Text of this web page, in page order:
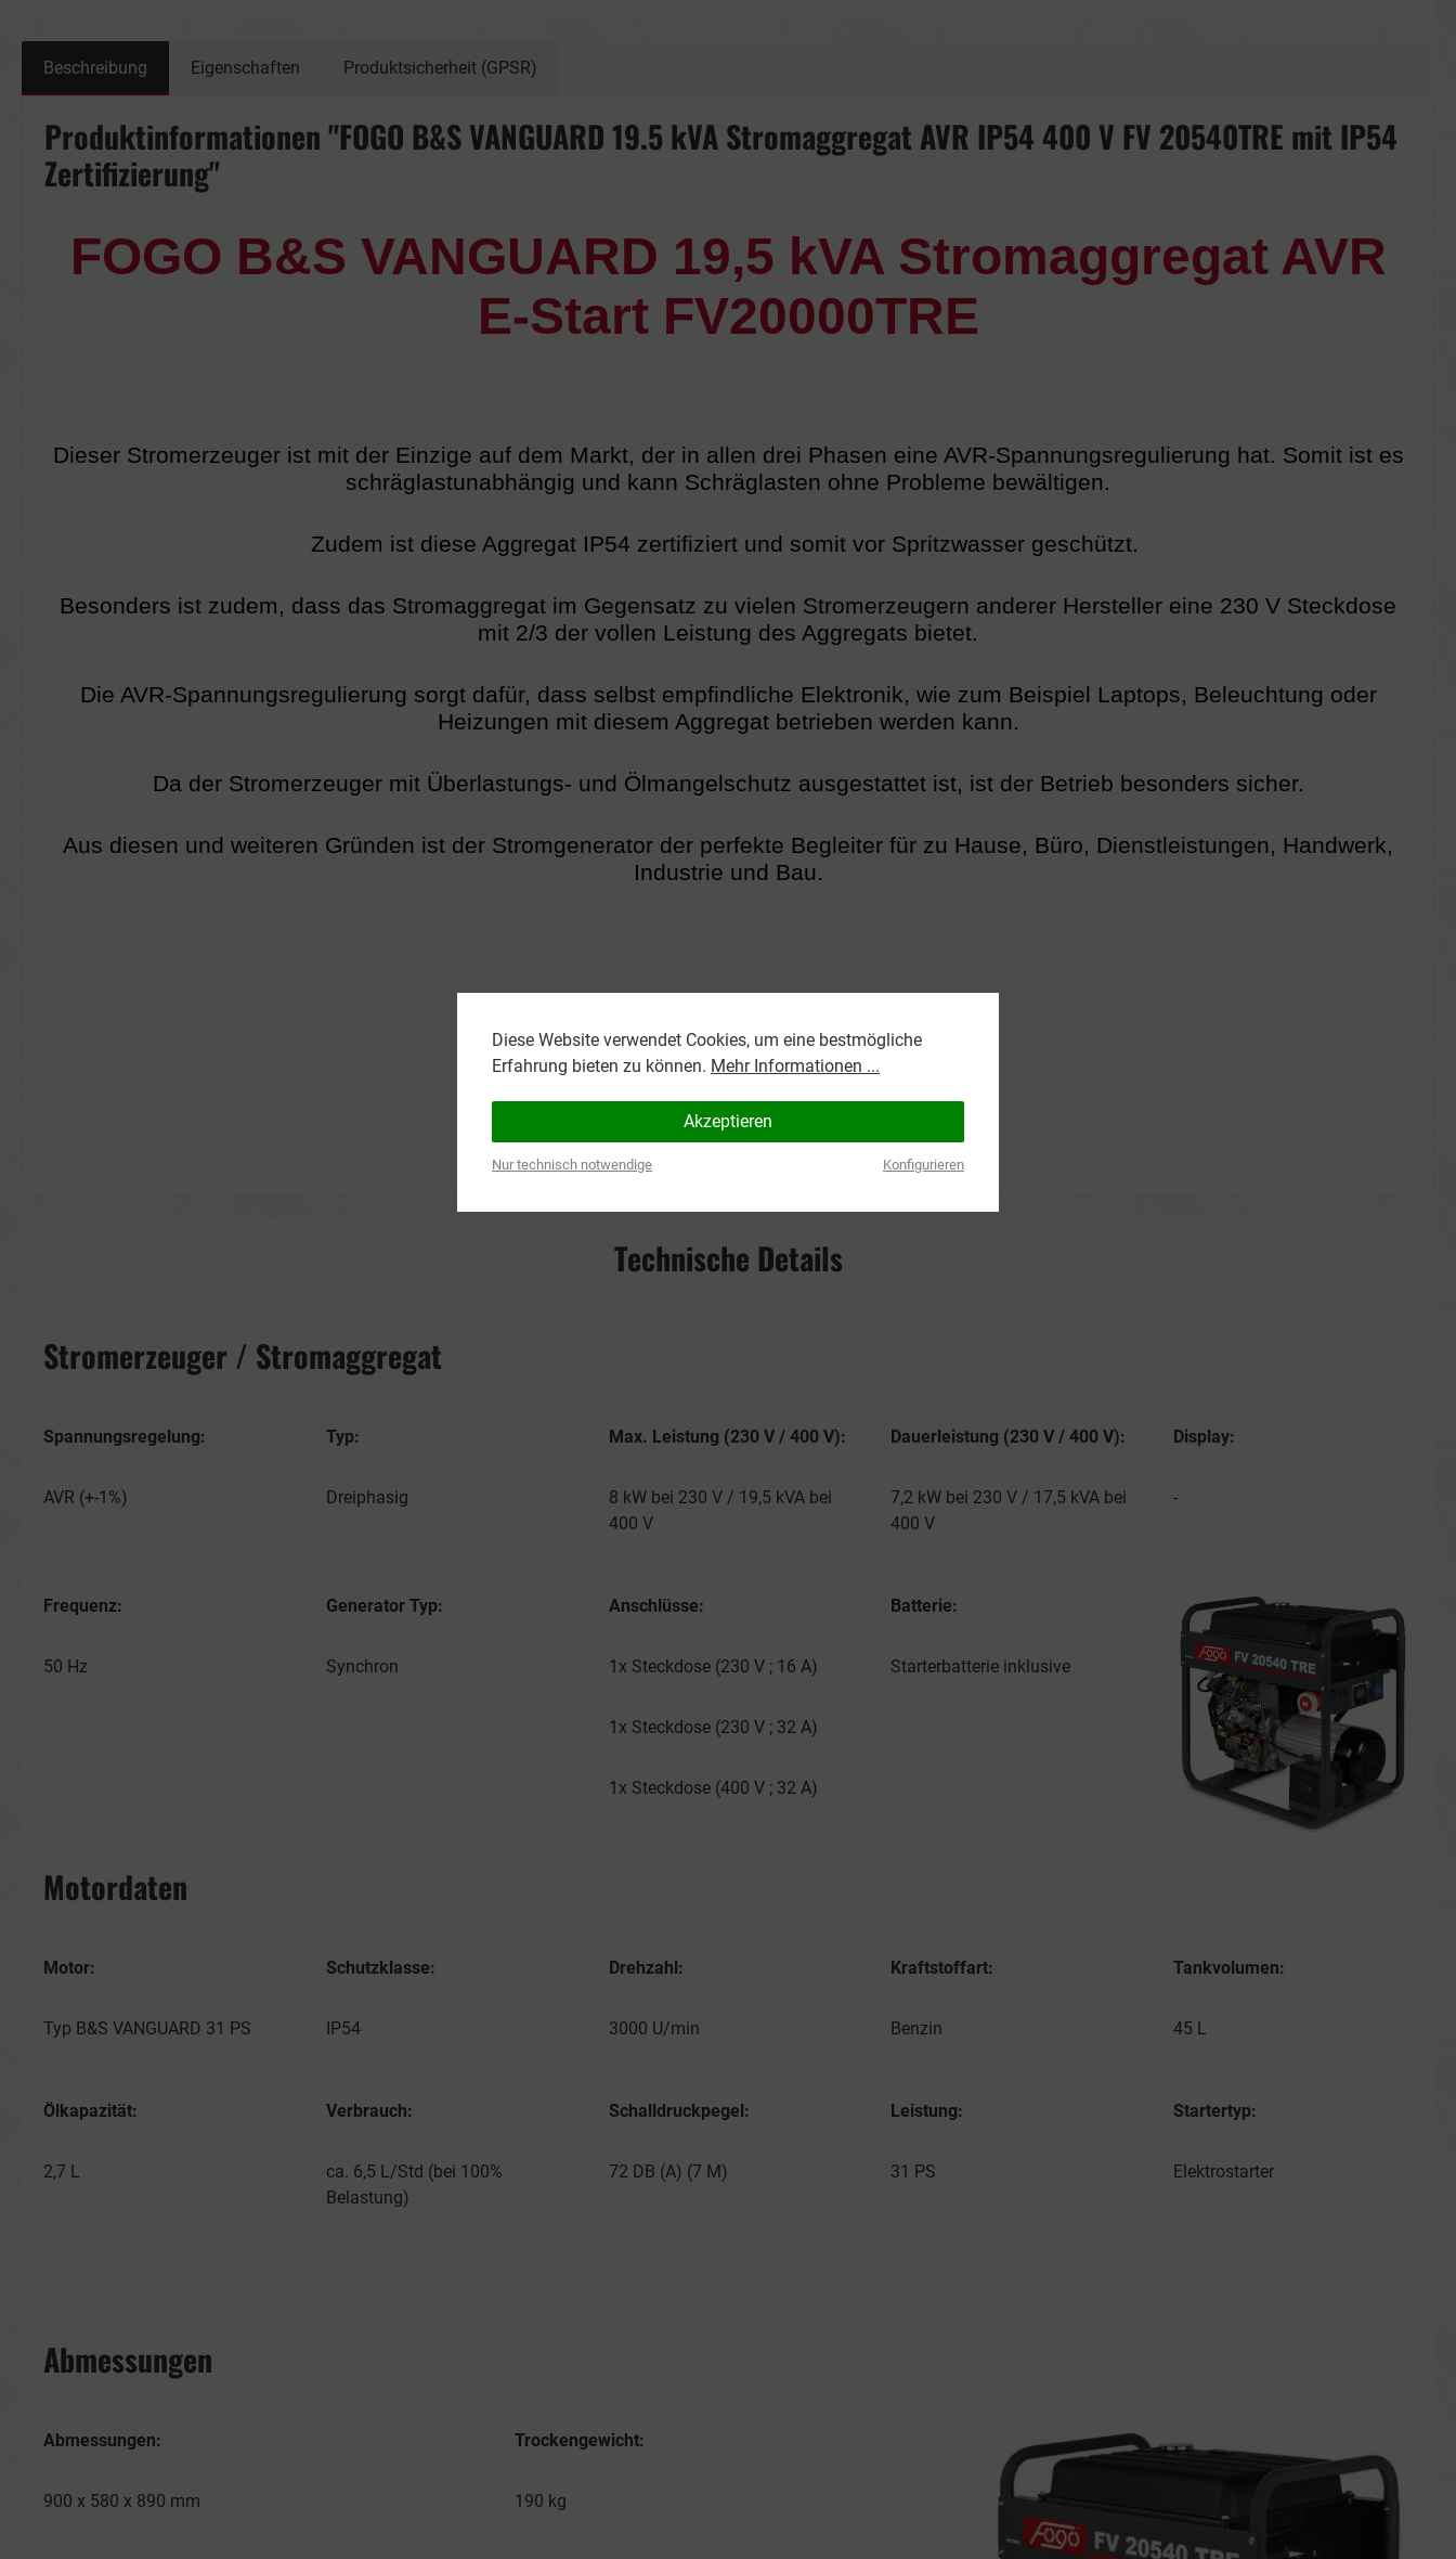
Beschreibung Eigenschaften Produktsicherheit (GPSR)
Produktinformationen "FOGO B&S VANGUARD 19.5 kVA Stromaggregat AVR IP54 400 V FV 20540TRE mit IP54
Zertifizierung"
FOGO B&S VANGUARD 19,5 kVA Stromaggregat AVR
E-Start FV20000TRE
Dieser Stromerzeuger ist mit der Einzige auf dem Markt, der in allen drei Phasen eine AVR-Spannungsregulierung hat. Somit ist es
schräglastunabhängig und kann Schräglasten ohne Probleme bewältigen.
Zudem ist diese Aggregat IP54 zertifiziert und somit vor Spritzwasser geschützt.
Besonders ist zudem, dass das Stromaggregat im Gegensatz zu vielen Stromerzeugern anderer Hersteller eine 230 V Steckdose
mit 2/3 der vollen Leistung des Aggregats bietet.
Die AVR-Spannungsregulierung sorgt dafür, dass selbst empfindliche Elektronik, wie zum Beispiel Laptops, Beleuchtung oder
Heizungen mit diesem Aggregat betrieben werden kann.
Da der Stromerzeuger mit Überlastungs- und Ölmangelschutz ausgestattet ist, ist der Betrieb besonders sicher.
Aus diesen und weiteren Gründen ist der Stromgenerator der perfekte Begleiter für zu Hause, Büro, Dienstleistungen, Handwerk,
Industrie und Bau.
Technische Details
Stromerzeuger / Stromaggregat
Spannungsregelung:
AVR (+-1%)
Typ:
Dreiphasig
Max. Leistung (230 V / 400 V):
8 kW bei 230 V / 19,5 kVA bei
400 V
Dauerleistung (230 V / 400 V):
7,2 kW bei 230 V / 17,5 kVA bei
400 V
Display:
-
Frequenz:
50 Hz
Generator Typ:
Synchron
Anschlüsse:
1x Steckdose (230 V ; 16 A)
1x Steckdose (230 V ; 32 A)
1x Steckdose (400 V ; 32 A)
Batterie:
Starterbatterie inklusive
Motordaten
Motor:
Typ B&S VANGUARD 31 PS
Schutzklasse:
IP54
Drehzahl:
3000 U/min
Kraftstoffart:
Benzin
Tankvolumen:
45 L
Ölkapazität:
2,7 L
Verbrauch:
ca. 6,5 L/Std (bei 100%
Belastung)
Schalldruckpegel:
72 DB (A) (7 M)
Leistung:
31 PS
Startertyp:
Elektrostarter
Abmessungen
Abmessungen:
900 x 580 x 890 mm
Trockengewicht:
190 kg
Diese Website verwendet Cookies, um eine bestmögliche
Erfahrung bieten zu können. Mehr Informationen ...
Akzeptieren
Nur technisch notwendige Konfigurieren